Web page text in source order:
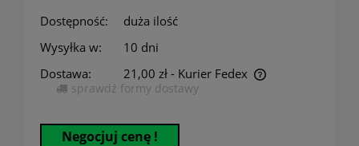
Dostępność:
duża ilość
Wysyłka w:
10 dni
Dostawa:
21,00 zł - Kurier Fedex
Cena nie zawiera ewentualnych kosztów płatności
sprawdź formy dostawy
Negocjuj cenę !